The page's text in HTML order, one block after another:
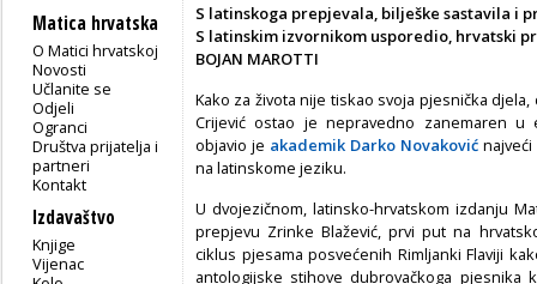
Matica hrvatska
O Matici hrvatskoj
Novosti
Učlanite se
Odjeli
Ogranci
Društva prijatelja i
partneri
Kontakt
Izdavaštvo
Knjige
Vijenac
S latinskoga prepjevala, bilješke sastavila i
S latinskim izvornikom usporedio, hrvatski
BOJAN MAROTTI
Kako za života nije tiskao svoja pjesnička
Crijević ostao je nepravedno zanemaren u
objavio je akademik Darko Novaković
na latinskome jeziku.
U dvojezičnom, latinsko-hrvatskom izdanju
prepjevu Zrinke Blažević, prvi put na
ciklus pjesama posvećenih Rimljanki Flaviji
antologijske stihove dubrovačkoga